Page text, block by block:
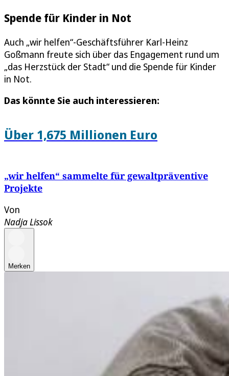
Spende für Kinder in Not
Auch „wir helfen“-Geschäftsführer Karl-Heinz
Goßmann freute sich über das Engagement rund um
„das Herzstück der Stadt“ und die Spende für Kinder
in Not.
Das könnte Sie auch interessieren:
Über 1,675 Millionen Euro
„wir helfen“ sammelte für gewaltpräventive
Projekte
Von
Nadja Lissok
Merken